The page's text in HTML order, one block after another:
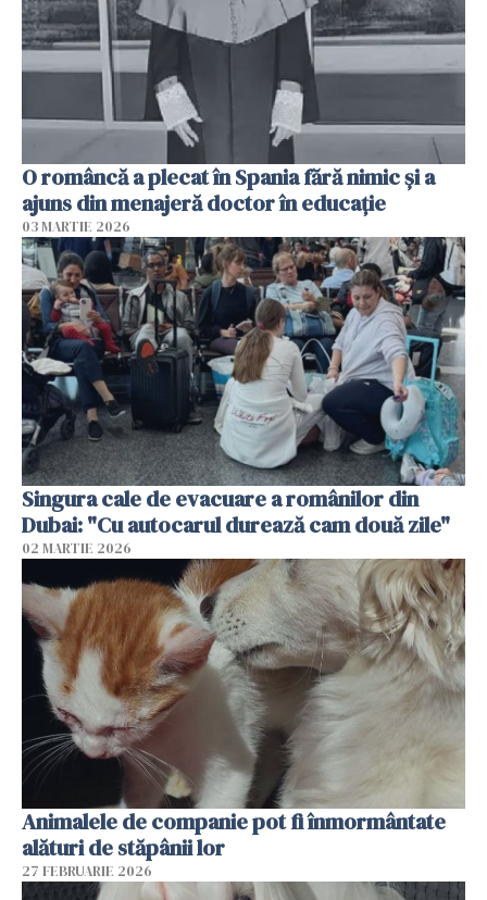
O româncă a plecat în Spania fără nimic și a
ajuns din menajeră doctor în educație
03 MARTIE 2026
Singura cale de evacuare a românilor din
Dubai: "Cu autocarul durează cam două zile"
02 MARTIE 2026
Animalele de companie pot fi înmormântate
alături de stăpânii lor
27 FEBRUARIE 2026